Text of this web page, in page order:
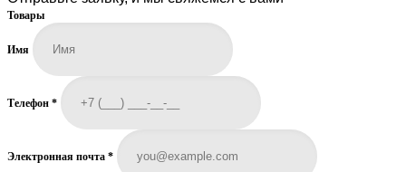
Товары
Имя
Телефон *
Электронная почта *